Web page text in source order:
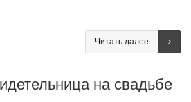
Читать далее
на свадьбе